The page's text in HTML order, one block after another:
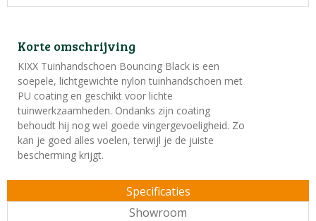
Korte omschrijving
KIXX Tuinhandschoen Bouncing Black is een
soepele, lichtgewichte nylon tuinhandschoen met
PU coating en geschikt voor lichte
tuinwerkzaamheden. Ondanks zijn coating
behoudt hij nog wel goede vingergevoeligheid. Zo
kan je goed alles voelen, terwijl je de juiste
bescherming krijgt.
Specificaties
Showroom